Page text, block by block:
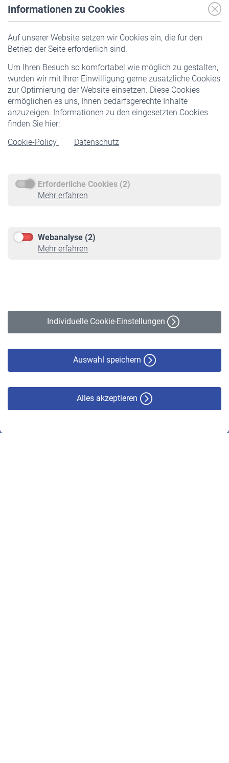
Informationen zu Cookies
Auf unserer Website setzen wir Cookies ein, die für den
Betrieb der Seite erforderlich sind.
Um Ihren Besuch so komfortabel wie möglich zu gestalten,
würden wir mit Ihrer Einwilligung gerne zusätzliche Cookies
zur Optimierung der Website einsetzen. Diese Cookies
ermöglichen es uns, Ihnen bedarfsgerechte Inhalte
anzuzeigen. Informationen zu den eingesetzten Cookies
finden Sie hier:
Cookie-Policy
Datenschutz
Erforderliche Cookies (2)
Mehr erfahren
Webanalyse (2)
Mehr erfahren
Individuelle Cookie-Einstellungen
Auswahl speichern
Alles akzeptieren
Pflichtversicherung
Staatliche Förderung
Veranstaltungen
Rentner
Rentenbeginn
Rente beantragen
Service
Informationen
Online-Rechner
VBLnewsletter
Erklärung zur Barrierefreiheit
© VBL 2026